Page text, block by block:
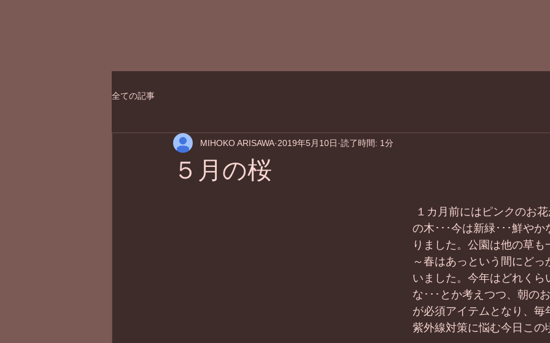
全ての記事
５月の桜
MIHOKO ARISAWA 2019年5月10日 読了時間: 1分
の木･･･今は新緑･･･鮮やか
りました。公園は他の草も
～春はあっという間にどっ
いました。今年はどれくら
な･･･とか考えつつ、朝の
が必須アイテムとなり、毎
紫外線対策に悩む今日この